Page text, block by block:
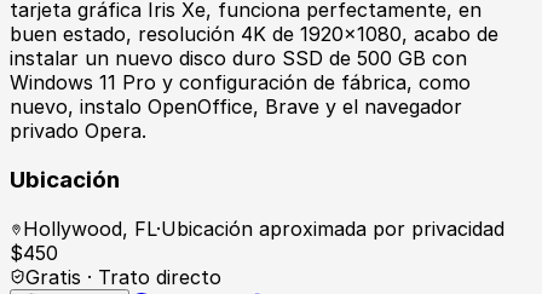
tarjeta gráfica Iris Xe, funciona perfectamente, en
buen estado, resolución 4K de 1920x1080, acabo de
instalar un nuevo disco duro SSD de 500 GB con
Windows 11 Pro y configuración de fábrica, como
nuevo, instalo OpenOffice, Brave y el navegador
privado Opera.
Ubicación
Hollywood, FL·Ubicación aproximada por privacidad
$450
Gratis · Trato directo